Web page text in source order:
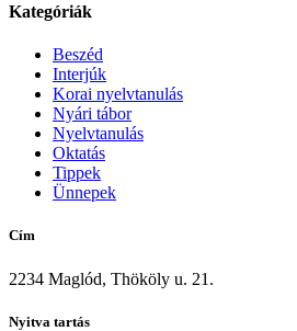
Kategóriák
Beszéd
Interjúk
Korai nyelvtanulás
Nyári tábor
Nyelvtanulás
Oktatás
Tippek
Ünnepek
Cím
2234 Maglód, Thököly u. 21.
Nyitva tartás